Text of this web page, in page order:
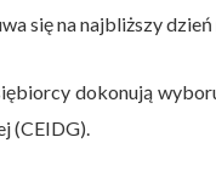
się na najbliższy
dokonują
(CEIDG).